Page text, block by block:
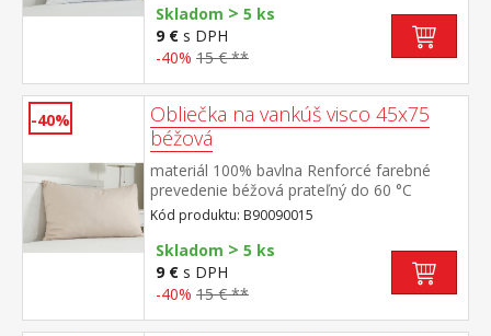
Skladom > 5 ks
9 € s DPH
-40% 15 € **
-40%
Obliečka na vankúš visco 45x75
béžová
materiál 100% bavlna Renforcé farebné
prevedenie béžová prateľný do 60 °C
Kód produktu: B90090015
Skladom > 5 ks
9 € s DPH
-40% 15 € **